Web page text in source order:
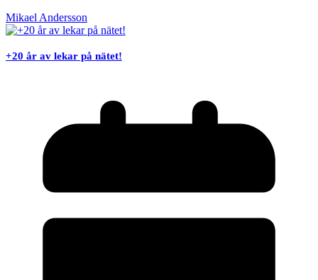
Mikael Andersson
+20 år av lekar på nätet!